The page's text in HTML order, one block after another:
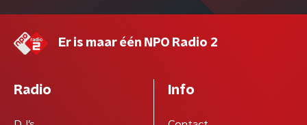
Er is maar één NPO Radio 2
Radio Info